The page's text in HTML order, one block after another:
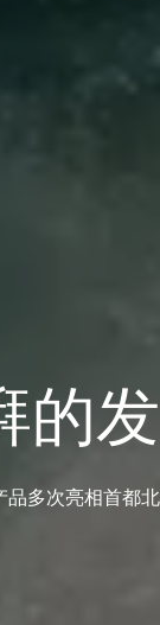
的
多次亮相首都